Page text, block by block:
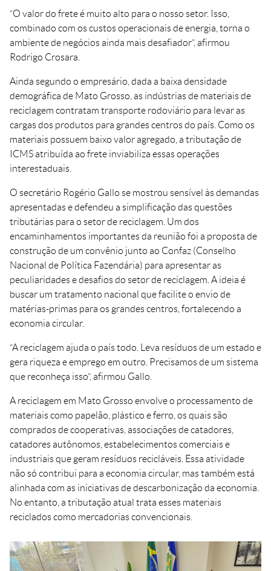
“O valor do frete é muito alto para o nosso setor. Isso,
combinado com os custos operacionais de energia, torna o
ambiente de negócios ainda mais desafiador”, afirmou
Rodrigo Crosara.
Ainda segundo o empresário, dada a baixa densidade
demográfica de Mato Grosso, as indústrias de materiais de
reciclagem contratam transporte rodoviário para levar as
cargas dos produtos para grandes centros do país. Como os
materiais possuem baixo valor agregado, a tributação de
ICMS atribuída ao frete inviabiliza essas operações
interestaduais.
O secretário Rogério Gallo se mostrou sensível às demandas
apresentadas e defendeu a simplificação das questões
tributárias para o setor de reciclagem. Um dos
encaminhamentos importantes da reunião foi a proposta de
construção de um convênio junto ao Confaz (Conselho
Nacional de Política Fazendária) para apresentar as
peculiaridades e desafios do setor de reciclagem. A ideia é
buscar um tratamento nacional que facilite o envio de
matérias-primas para os grandes centros, fortalecendo a
economia circular.
“A reciclagem ajuda o país todo. Leva resíduos de um estado e
gera riqueza e emprego em outro. Precisamos de um sistema
que reconheça isso”, afirmou Gallo.
A reciclagem em Mato Grosso envolve o processamento de
materiais como papelão, plástico e ferro, os quais são
comprados de cooperativas, associações de catadores,
catadores autônomos, estabelecimentos comerciais e
industriais que geram resíduos recicláveis. Essa atividade
não só contribui para a economia circular, mas também está
alinhada com as iniciativas de descarbonização da economia.
No entanto, a tributação atual trata esses materiais
reciclados como mercadorias convencionais.